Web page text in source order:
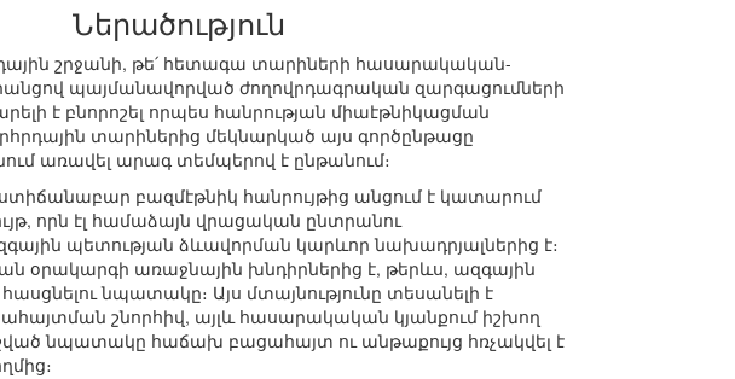
Ներածություն
շրջանի, թե՛ հետագա տարիների հասարակական-
պայմանավորված ժողովրդագրական զարգացումների
է բնորոշել որպես հանրության միաէթնիկացման
տարիներից մեկնարկած այս գործընթացը
առավել արագ տեմպերով է ընթանում։
բազմէթնիկ հանրույթից անցում է կատարում
որն էլ համաձայն վրացական ընտրանու
պետության ձևավորման կարևոր նախադրյալներից է։
առաջնային խնդիրներից է, թերևս, ազգային
նպատակը։ Այս մտայնությունը տեսանելի է
շնորհիվ, այլև հասարակական կյանքում իշխող
նպատակը հաճախ բացահայտ ու անթաքույց հռչակվել է